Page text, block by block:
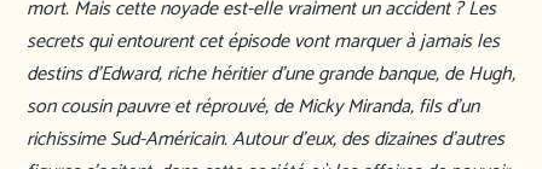
mort. Mais cette noyade est-elle vraiment un accident ? Les
secrets qui entourent cet épisode vont marquer à jamais les
destins d’Edward, riche héritier d’une grande banque, de Hugh,
son cousin pauvre et réprouvé, de Micky Miranda, fils d’un
richissime Sud-Américain. Autour d’eux, des dizaines d’autres